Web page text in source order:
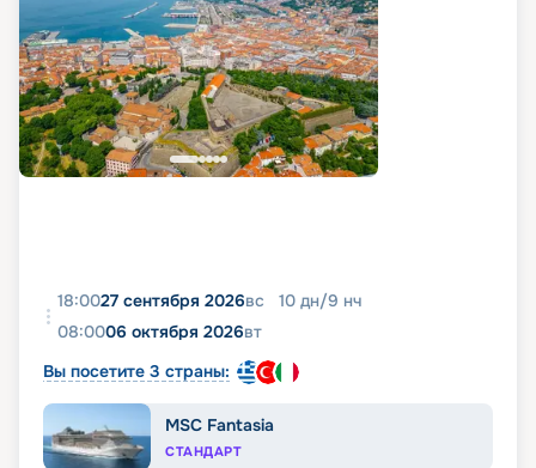
18:0027 сентября 2026вс 10 дн/9 нч
08:0006 октября 2026вт
Вы посетите 3 страны:
MSC Fantasia
СТАНДАРТ